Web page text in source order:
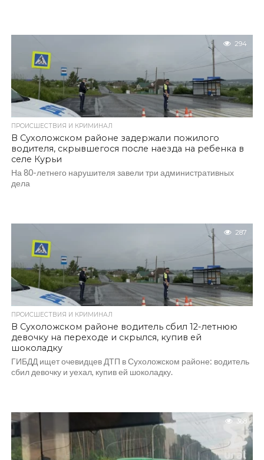
294
ПРОИСШЕСТВИЯ И КРИМИНАЛ
В Сухоложском районе задержали пожилого
водителя, скрывшегося после наезда на ребенка в
селе Курьи
На 80-летнего нарушителя завели три административных
дела
287
ПРОИСШЕСТВИЯ И КРИМИНАЛ
В Сухоложском районе водитель сбил 12-летнюю
девочку на переходе и скрылся, купив ей
шоколадку
ГИБДД ищет очевидцев ДТП в Сухоложском районе: водитель
сбил девочку и уехал, купив ей шоколадку.
368